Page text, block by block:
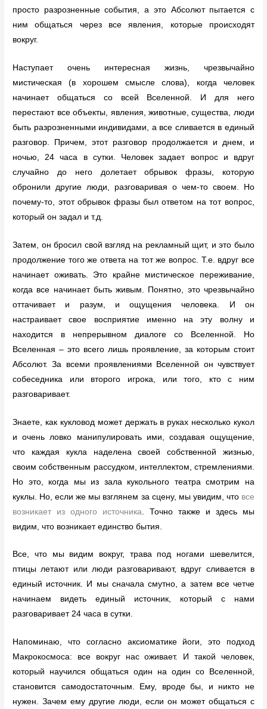
просто разрозненные события, а это Абсолют пытается с
ним общаться через все явления, которые происходят
вокруг.
Наступает очень интересная жизнь, чрезвычайно
мистическая (в хорошем смысле слова), когда человек
начинает общаться со всей Вселенной. И для него
перестают все объекты, явления, животные, существа, люди
быть разрозненными индивидами, а все сливается в единый
разговор. Причем, этот разговор продолжается и днем, и
ночью, 24 часа в сутки. Человек задает вопрос и вдруг
случайно до него долетает обрывок фразы, которую
обронили другие люди, разговаривая о чем-то своем. Но
почему-то, этот обрывок фразы был ответом на тот вопрос,
который он задал и т.д.
Затем, он бросил свой взгляд на рекламный щит, и это было
продолжение того же ответа на тот же вопрос. Т.е. вдруг все
начинает оживать. Это крайне мистическое переживание,
когда все начинает быть живым. Понятно, это чрезвычайно
оттачивает и разум, и ощущения человека. И он
настраивает свое восприятие именно на эту волну и
находится в непрерывном диалоге со Вселенной. Но
Вселенная – это всего лишь проявление, за которым стоит
Абсолют. За всеми проявлениями Вселенной он чувствует
собеседника или второго игрока, или того, кто с ним
разговаривает.
Знаете, как кукловод может держать в руках несколько кукол
и очень ловко манипулировать ими, создавая ощущение,
что каждая кукла наделена своей собственной жизнью,
своим собственным рассудком, интеллектом, стремлениями.
Но это, когда мы из зала кукольного театра смотрим на
куклы. Но, если же мы взглянем за сцену, мы увидим, что все
возникает из одного источника . Точно также и здесь мы
видим, что возникает единство бытия.
Все, что мы видим вокруг, трава под ногами шевелится,
птицы летают или люди разговаривают, вдруг сливается в
единый источник. И мы сначала смутно, а затем все четче
начинаем видеть единый источник, который с нами
разговаривает 24 часа в сутки.
Напоминаю, что согласно аксиоматике йоги, это подход
Макрокосмоса: все вокруг нас оживает. И такой человек,
который научился общаться один на один со Вселенной,
становится самодостаточным. Ему, вроде бы, и никто не
нужен. Зачем ему другие люди, если он может общаться с